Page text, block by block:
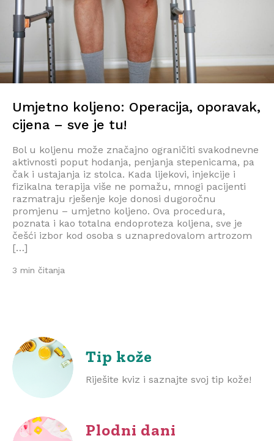
Umjetno koljeno: Operacija, oporavak,
cijena – sve je tu!
Bol u koljenu može značajno ograničiti svakodnevne
aktivnosti poput hodanja, penjanja stepenicama, pa
čak i ustajanja iz stolca. Kada lijekovi, injekcije i
fizikalna terapija više ne pomažu, mnogi pacijenti
razmatraju rješenje koje donosi dugoročnu
promjenu – umjetno koljeno. Ova procedura,
poznata i kao totalna endoproteza koljena, sve je
češći izbor kod osoba s uznapredovalom artrozom
[…]
3 min čitanja
Tip kože
Riješite kviz i saznajte svoj tip kože!
Plodni dani